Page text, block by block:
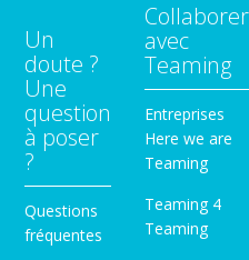
Un
doute ?
Une
question
à poser
?
Questions
fréquentes
Collaborer
avec
Teaming
Entreprises
Here we are
Teaming
Teaming 4
Teaming